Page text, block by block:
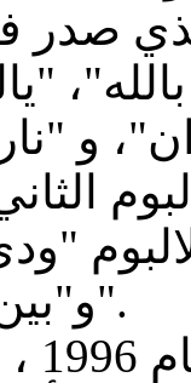
صدر
و"بين النجوم".